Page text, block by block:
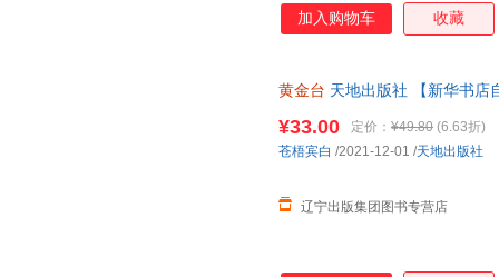
加入购物车 收藏
黄金台 天地出版社 【新华书店
¥33.00 定价： ¥49.80 (6.63折)
辽宁出版集团图书专营店
苍梧宾白 /2021-12-01 /天地出版社